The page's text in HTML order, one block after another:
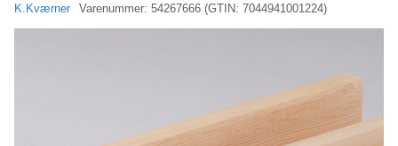
K.Kværner Varenummer: 54267666 (GTIN: 7044941001224)